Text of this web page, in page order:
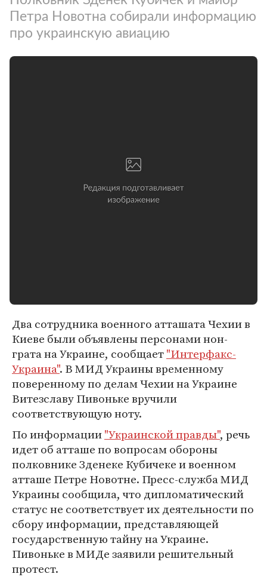
Петра Новотна собирали информацию
про украинскую авиацию
Два сотрудника военного атташата Чехии в
Киеве были объявлены персонами нон-
грата на Украине, сообщает"Интерфакс-
Украина". В МИД Украины временному
поверенному по делам Чехии на Украине
Витезславу Пивоньке вручили
соответствующую ноту.
По информации"Украинской правды", речь
идет об атташе по вопросам обороны
полковнике Зденеке Кубичеке и военном
атташе Петре Новотне. Пресс-служба МИД
Украины сообщила, что дипломатический
статус не соответствует их деятельности по
сбору информации, представляющей
государственную тайну на Украине.
Пивоньке в МИДе заявили решительный
протест.